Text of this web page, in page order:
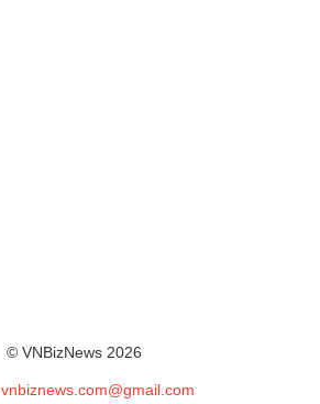
© VNBizNews 2026
vnbiznews.com@gmail.com